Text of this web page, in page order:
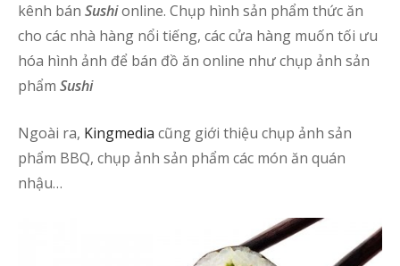
kênh bán Sushionline. Chụp hình sản phẩm thức ăn
cho các nhà hàng nổi tiếng, các cửa hàng muốn tối ưu
hóa hình ảnh để bán đồ ăn online như chụp ảnh sản
phẩm Sushi
Ngoài ra, Kingmedia cũng giới thiệu chụp ảnh sản
phẩm BBQ, chụp ảnh sản phẩm các món ăn quán
nhậu…